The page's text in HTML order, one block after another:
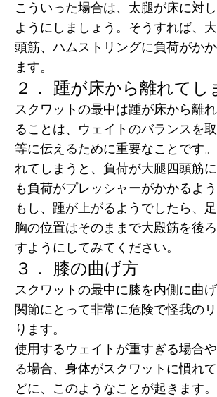
こういった場合は、太腿が床に対
ようにしましょう。そうすれば、
頭筋、ハムストリングに負荷がか
ます。
２． 踵が床から離れてし
スクワットの最中は踵が床から離
ることは、ウェイトのバランスを
等に伝えるために重要なことです
れてしまうと、負荷が大腿四頭筋
も負荷がプレッシャーがかかるよう
もし、踵が上がるようでしたら、足
胸の位置はそのままで大殿筋を後
すようにしてみてください。
３． 膝の曲げ方
スクワットの最中に膝を内側に曲げ
関節にとって非常に危険で怪我の
ります。
使用するウェイトが重すぎる場合
る場合、身体がスクワットに慣れ
どに、このようなことが起きます。